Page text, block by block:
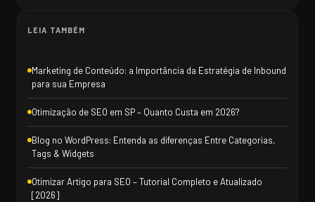
LEIA TAMBÉM
Marketing de Conteúdo: a Importância da Estratégia de Inbound
para sua Empresa
Otimização de SEO em SP – Quanto Custa em 2026?
Blog no WordPress: Entenda as diferenças Entre Categorias,
Tags & Widgets
Otimizar Artigo para SEO – Tutorial Completo e Atualizado
[2026]